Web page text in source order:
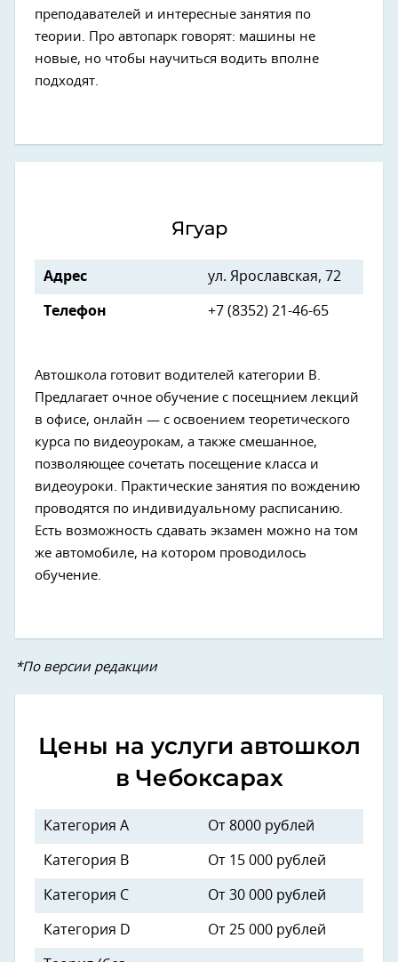
преподавателей и интересные занятия по
теории. Про автопарк говорят: машины не
новые, но чтобы научиться водить вполне
подходят.
Ягуар
Адрес ул. Ярославская, 72
Телефон +7 (8352) 21-46-65
Автошкола готовит водителей категории В.
Предлагает очное обучение с посещнием лекций
в офисе, онлайн — с освоением теоретического
курса по видеоурокам, а также смешанное,
позволяющее сочетать посещение класса и
видеоуроки. Практические занятия по вождению
проводятся по индивидуальному расписанию.
Есть возможность сдавать экзамен можно на том
же автомобиле, на котором проводилось
обучение.
*По версии редакции
Цены на услуги автошкол
в Чебоксарах
Категория А От 8000 рублей
Категория В От 15 000 рублей
Категория С От 30 000 рублей
Категория D От 25 000 рублей